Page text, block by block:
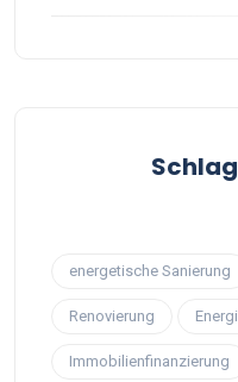
energetische Sanierung
Renovierung
Immobilienfinanzierung